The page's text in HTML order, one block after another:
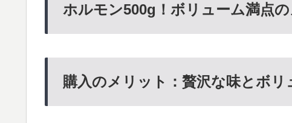
ホルモン500g！ボリューム満点
購入のメリット：贅沢な味とボ